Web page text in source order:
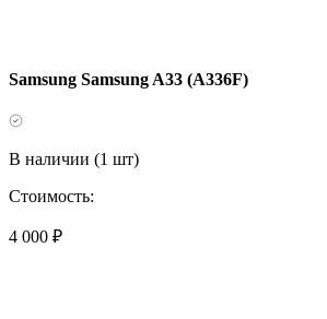
Samsung Samsung A33 (A336F)
В наличии (1 шт)
Стоимость:
4 000 ₽